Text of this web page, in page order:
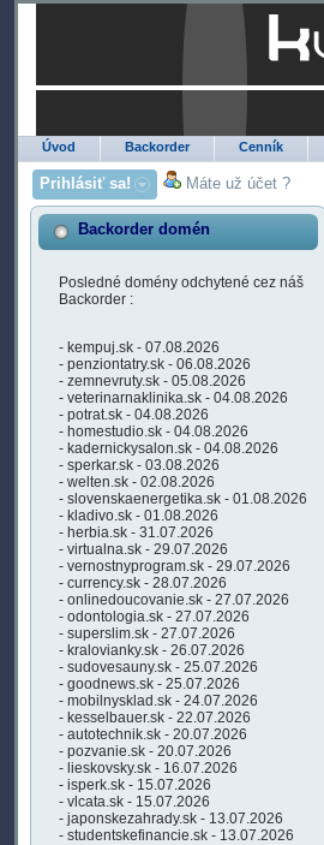
Úvod Backorder Cenník
Prihlásiť sa! Máte už účet ?
Backorder domén
Posledné domény odchytené cez náš
Backorder :
- kempuj.sk - 07.08.2026
- penziontatry.sk - 06.08.2026
- zemnevruty.sk - 05.08.2026
- veterinarnaklinika.sk - 04.08.2026
- potrat.sk - 04.08.2026
- homestudio.sk - 04.08.2026
- kadernickysalon.sk - 04.08.2026
- sperkar.sk - 03.08.2026
- welten.sk - 02.08.2026
- slovenskaenergetika.sk - 01.08.2026
- kladivo.sk - 01.08.2026
- herbia.sk - 31.07.2026
- virtualna.sk - 29.07.2026
- vernostnyprogram.sk - 29.07.2026
- currency.sk - 28.07.2026
- onlinedoucovanie.sk - 27.07.2026
- odontologia.sk - 27.07.2026
- superslim.sk - 27.07.2026
- kralovianky.sk - 26.07.2026
- sudovesauny.sk - 25.07.2026
- goodnews.sk - 25.07.2026
- mobilnysklad.sk - 24.07.2026
- kesselbauer.sk - 22.07.2026
- autotechnik.sk - 20.07.2026
- pozvanie.sk - 20.07.2026
- lieskovsky.sk - 16.07.2026
- isperk.sk - 15.07.2026
- vlcata.sk - 15.07.2026
- japonskezahrady.sk - 13.07.2026
- studentskefinancie.sk - 13.07.2026